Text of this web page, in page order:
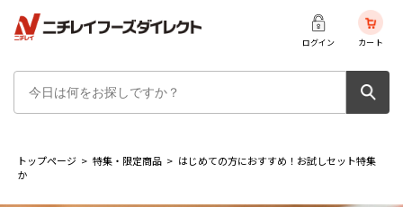
ログイン カート
トップページ > 特集・限定商品 > はじめての方におすすめ！お試しセット特集
か